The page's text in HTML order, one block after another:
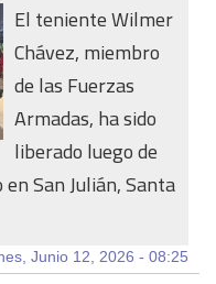
El teniente Wilmer
Chávez, miembro
de las Fuerzas
Armadas, ha sido
liberado luego de
San Julián, Santa
Junio 12, 2026 - 08:25